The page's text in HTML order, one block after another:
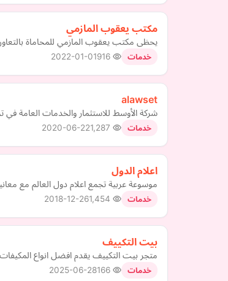
مكتب يعقوب المازمي
يحظى مكتب يعقوب المازمي للمحاماة
خدمات 2022-01-01
alawset
شركة الأوسط للاستثمار والخدمات العامة
خدمات 2020-06-22
اعلام الدول
موسوعة عربية تجمع اعلام دول العالم مع
خدمات 2018-12-26
بيت التكييف
متجر بيت التكييف يقدم افضل انواع
خدمات 2025-06-28